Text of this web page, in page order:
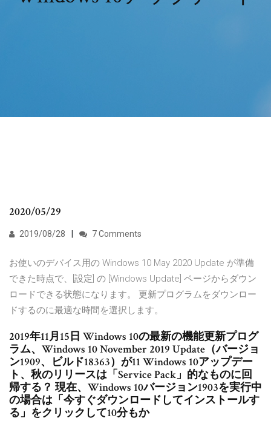
2020/05/29
2019/08/28 7 Comments
お使いのデバイス用の Windows 10 May 2020 Update が準備
できた時点で、[設定] の [Windows Update] ページからダウン
ロードできる状態になります。 更新プログラムをダウンロー
ドするのに最適な時間を選択します。
2019年11月15日 Windows 10の最新の機能更新プログ
ラム、Windows 10 November 2019 Update（バージョ
ン1909、ビルド18363）が11 Windows 10アップデー
ト、秋のリリースは「Service Pack」的なものに回
帰する？ 現在、Windows 10バージョン1903を実行中
の場合は「今すぐダウンロードしてインストールす
る」をクリックして10分もか